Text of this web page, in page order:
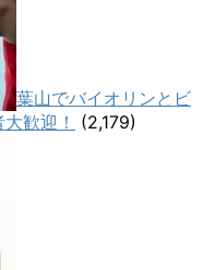
葉山でバイオリンとビ
歓迎！
(2,179)